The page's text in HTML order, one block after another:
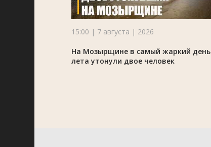
15:00 | 7 августа | 2026
На Мозырщине в самый жаркий день
лета утонули двое человек